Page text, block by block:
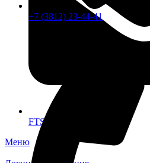
FTS-omsk@mail.ru
Меню
+7 (3812) 23-44-41